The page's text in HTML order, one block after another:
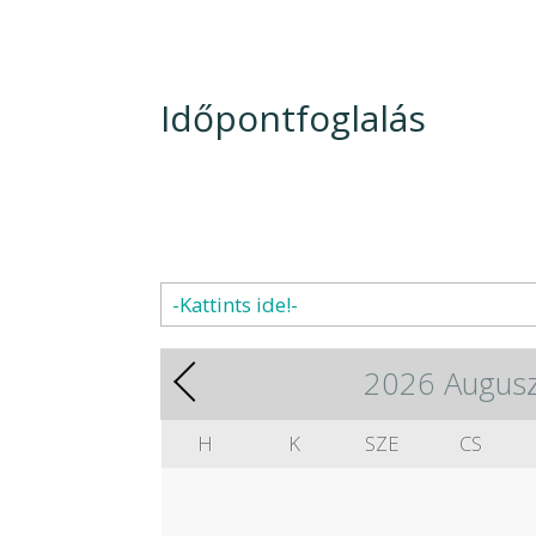
Időpontfoglalás
2026
H K SZE CS